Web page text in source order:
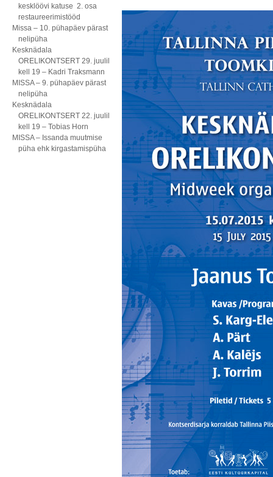
kesklöövi katuse 2. osa
restaureerimistööd
Missa – 10. pühapäev pärast
nelipüha
Kesknädala
ORELIKONTSERT 29. juulil
kell 19 – Kadri Traksmann
MISSA – 9. pühapäev pärast
nelipüha
Kesknädala
ORELIKONTSERT 22. juulil
kell 19 – Tobias Horn
MISSA – Issanda muutmise
püha ehk kirgastamispüha